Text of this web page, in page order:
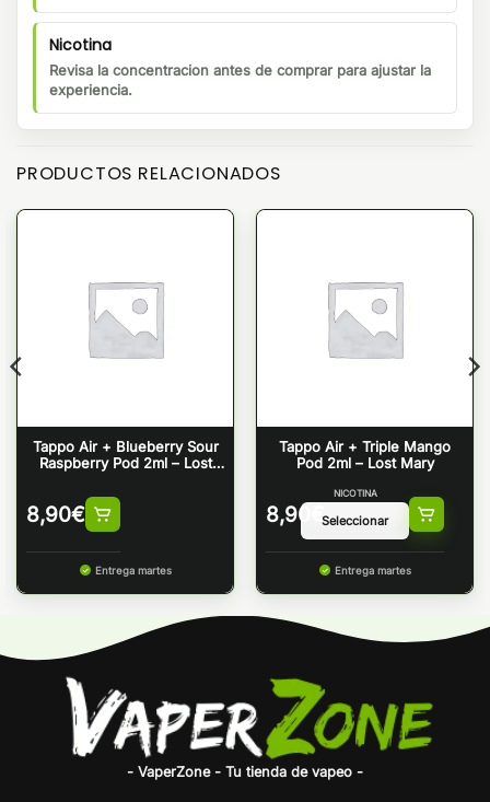
Nicotina
Revisa la concentracion antes de comprar para ajustar la
experiencia.
PRODUCTOS RELACIONADOS
Tappo Air + Blueberry Sour
Raspberry Pod 2ml – Lost
8,90€
Entrega martes
Tappo Air + Triple Mango
Pod 2ml – Lost Mary
8,90 €
NICOTINA
Entrega martes
- VaperZone - Tu tienda de vapeo -